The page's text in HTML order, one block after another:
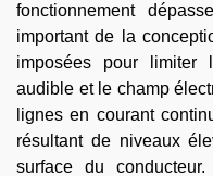
fonctionnement
important de la
imposées pour limiter
audible et le champ
lignes en courant
résultant de niveaux
surface du